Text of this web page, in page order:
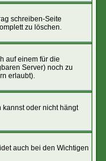
schreiben-Seite
zu löschen.
auf einem für die
Server) noch zu
erlaubt).
oder nicht hängt
auch bei den Wichtigen